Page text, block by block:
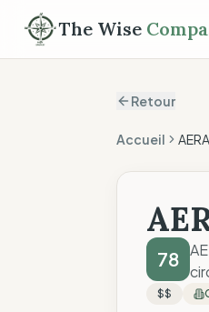
The Wise
Retour
Accueil AERA
78
$$